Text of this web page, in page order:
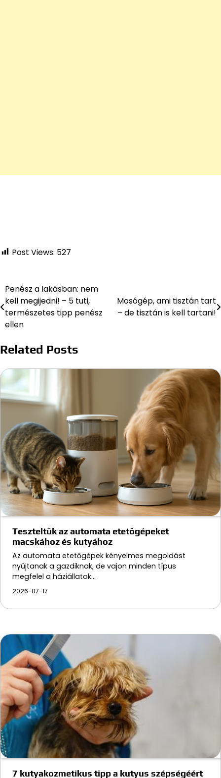
Post Views: 527
Bejegyzés
navigáció
Penész a lakásban: nem
kell megijedni! – 5 tuti,
természetes tipp penész
ellen
Mosógép, ami tisztán tart
– de tisztán is kell tartani!
Related Posts
Teszteltük az automata etetőgépeket
macskához és kutyához
Az automata etetőgépek kényelmes megoldást
nyújtanak a gazdiknak, de vajon minden típus
megfelel a háziállatok…
2026-07-17
7 kutyakozmetikus tipp a kutyus szépségéért